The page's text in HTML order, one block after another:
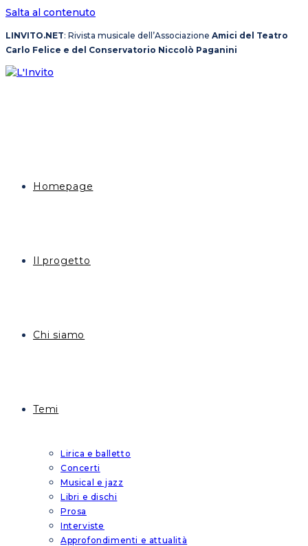
Salta al contenuto
LINVITO.NET: Rivista musicale dell’Associazione Amici del Teatro
Carlo Felice e del Conservatorio Niccolò Paganini
Homepage
Il progetto
Chi siamo
Temi
Lirica e balletto
Concerti
Musical e jazz
Libri e dischi
Prosa
Interviste
Approfondimenti e attualità